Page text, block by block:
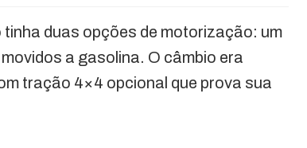
duas opções de motorização: um
a gasolina. O câmbio era
tração 4×4 opcional que prova sua